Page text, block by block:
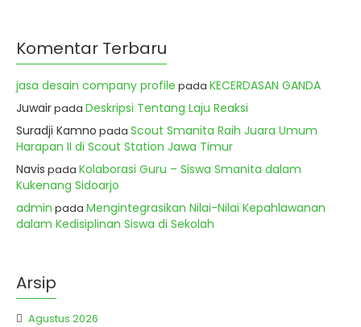
Komentar Terbaru
jasa desain company profile pada KECERDASAN GANDA
Juwairpada Deskripsi Tentang Laju Reaksi
Suradji Kamno pada Scout Smanita Raih Juara Umum
Harapan II di Scout Station Jawa Timur
Navis pada Kolaborasi Guru – Siswa Smanita dalam
Kukenang Sidoarjo
admin pada Mengintegrasikan Nilai-Nilai Kepahlawanan
dalam Kedisiplinan Siswa di Sekolah
Arsip
Agustus 2026